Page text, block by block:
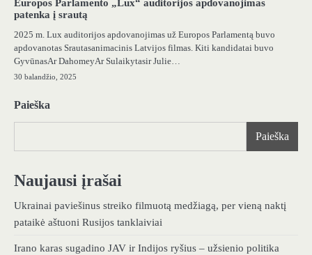
Europos Parlamento „Lux“ auditorijos apdovanojimas
patenka į srautą
2025 m. Lux auditorijos apdovanojimas už Europos Parlamentą buvo
apdovanotas Srautasanimacinis Latvijos filmas. Kiti kandidatai buvo
GyvūnasAr DahomeyAr Sulaikytasir Julie…
30 balandžio, 2025
Paieška
Paieška
Naujausi įrašai
Ukrainai paviešinus streiko filmuotą medžiagą, per vieną naktį
pataikė aštuoni Rusijos tanklaiviai
Irano karas sugadino JAV ir Indijos ryšius – užsienio politika